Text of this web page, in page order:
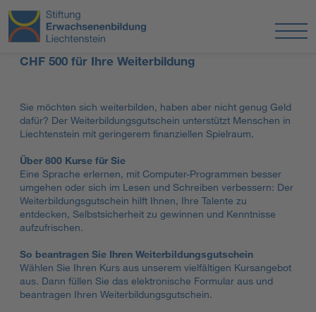
CHF 500 für Ihre Weiterbildung
Sie möchten sich weiterbilden, haben aber nicht genug Geld
dafür? Der Weiterbildungsgutschein unterstützt Menschen in
Liechtenstein mit geringerem finanziellen Spielraum.
Über 800 Kurse für Sie
Eine Sprache erlernen, mit Computer-Programmen besser
umgehen oder sich im Lesen und Schreiben verbessern: Der
Weiterbildungsgutschein hilft Ihnen, Ihre Talente zu
entdecken, Selbstsicherheit zu gewinnen und Kenntnisse
aufzufrischen.
So beantragen Sie Ihren Weiterbildungsgutschein
Wählen Sie Ihren Kurs aus unserem vielfältigen Kursangebot
aus. Dann füllen Sie das elektronische Formular aus und
beantragen Ihren Weiterbildungsgutschein.